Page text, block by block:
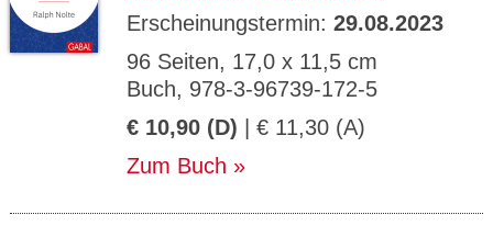
Erscheinungstermin: 29.08.2023
96 Seiten, 17,0 x 11,5 cm
Buch, 978-3-96739-172-5
€ 10,90 (D) | € 11,30 (A)
Zum Buch